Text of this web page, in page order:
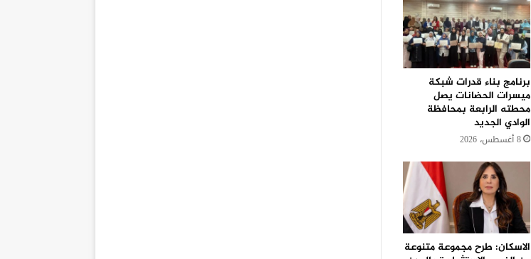
برنامج بناء قدرات شبكة
ميسرات الحضانات يصل
محطته الرابعة بمحافظة
الوادي الجديد
8 أغسطس، 2026
الاسكان: طرح مجموعة متنوعة